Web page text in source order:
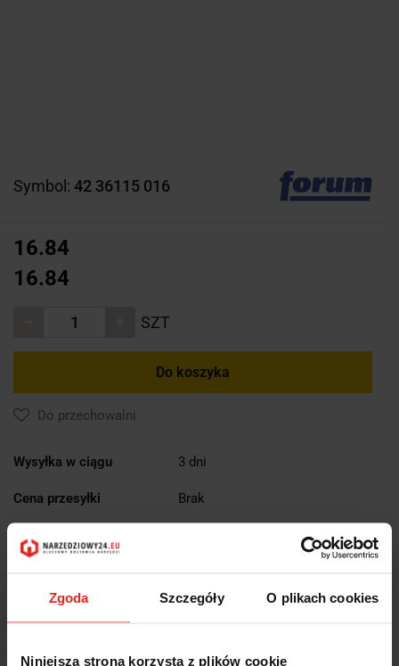
Zgoda Szczegóły O plikach cookies
Niniejsza strona korzysta z plików cookie
Symbol: 42 36115 016
16.84
16.84
SZT
Do koszyka
Do przechowalni
Wysyłka w ciągu 3 dni
Cena przesyłki Brak
Pobierz produkt do PDF